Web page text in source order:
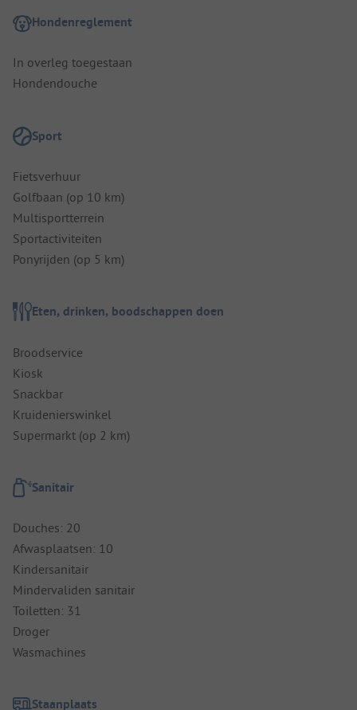
Hondenreglement
In overleg toegestaan
Hondendouche
Sport
Fietsverhuur
Golfbaan (op 10 km)
Multisportterrein
Sportactiviteiten
Ponyrijden (op 5 km)
Eten, drinken, boodschappen doen
Broodservice
Kiosk
Snackbar
Kruidenierswinkel
Supermarkt (op 2 km)
Sanitair
Douches: 20
Afwasplaatsen: 10
Kindersanitair
Mindervaliden sanitair
Toiletten: 31
Droger
Wasmachines
Staanplaats